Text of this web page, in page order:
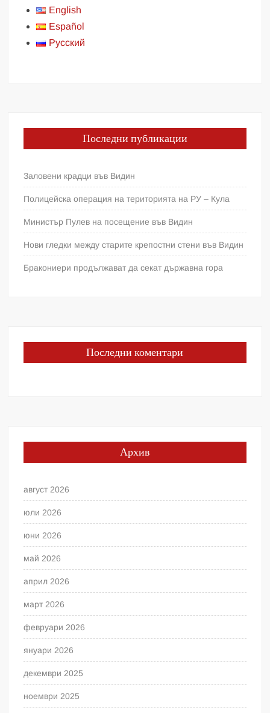
English
Español
Русский
Последни публикации
Заловени крадци във Видин
Полицейска операция на територията на РУ – Кула
Министър Пулев на посещение във Видин
Нови гледки между старите крепостни стени във Видин
Бракониери продължават да секат държавна гора
Последни коментари
Архив
август 2026
юли 2026
юни 2026
май 2026
април 2026
март 2026
февруари 2026
януари 2026
декември 2025
ноември 2025